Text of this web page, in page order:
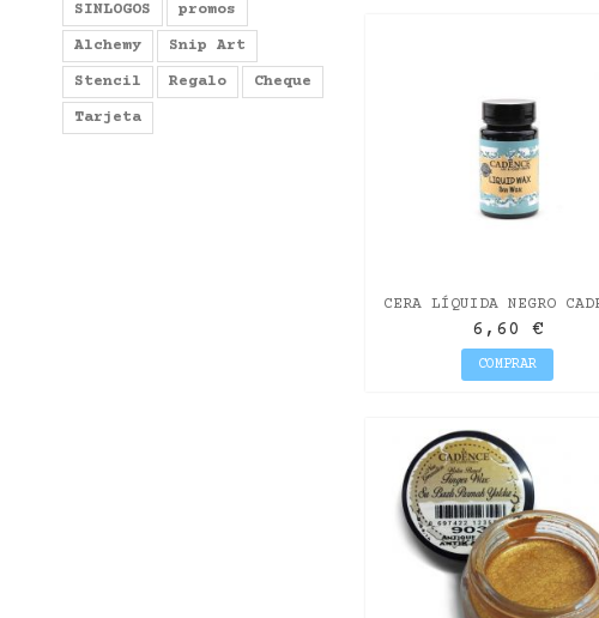
CERA LÍQUIDA NEGRO
90ML
6,60 €
COMPRAR
SINLOGOS promos
Alchemy Snip Art
Stencil Regalo Cheque
Tarjeta